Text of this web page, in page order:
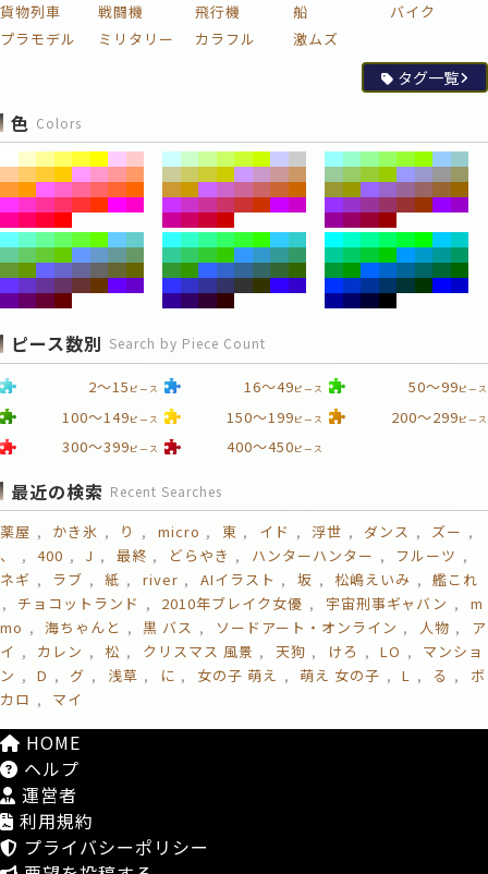
貨物列車
戦闘機 飛行機 船
バイク
プラモデル
ミリタリー カラフル 激ムズ
タグ一覧
色 Colors
ピース数別 Search by Piece Count
2～15 ピース 16～49ピース 50～99ピース
100～149ピース 150～199ピース 200～299ピース
300～399ピース 400～450ピース
最近の検索 Recent Searches
薬屋 かき氷 り micro 東 イド 浮世 ダンス
ズー
、
400 J 最終 どらやき ハンターハンター
フルーツ
ネギ
ラブ 紙 river AIイラスト 坂 松嶋えいみ
艦これ
チョコットランド
2010年ブレイク女優 宇宙刑事ギャバン
m
mo
海ちゃんと 黒 バス ソードアート・オンライン 人物
ア
イ
カレン 松 クリスマス 風景 天狗 けろ LO
マンショ
ン
D グ 浅草 に 女の子 萌え 萌え 女の子 L る
ボ
カロ
マイ
HOME
ヘルプ
運営者
利用規約
プライバシーポリシー